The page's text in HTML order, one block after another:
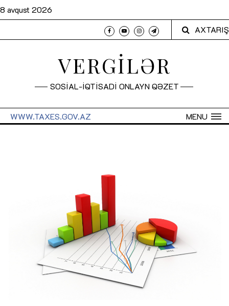
8 avqust 2026
AXTARIŞ
VERGİLƏR
SOSİAL-İQTİSADİ ONLAYN QƏZET
MENU
WWW.TAXES.GOV.AZ